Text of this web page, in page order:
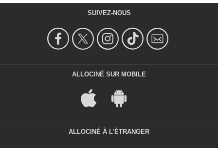
SUIVEZ-NOUS
ALLOCINÉ SUR MOBILE
ALLOCINÉ À L'ÉTRANGER